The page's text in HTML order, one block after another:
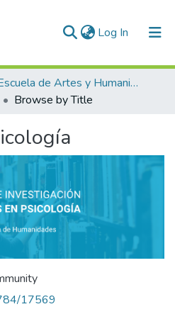
Log In (current)
Escuela de Artes y Humanidades
Browse by Title
17569